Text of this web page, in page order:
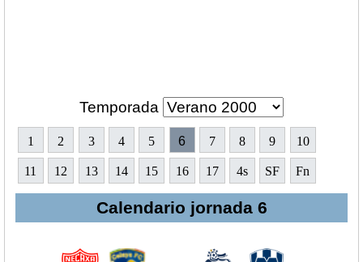
Temporada
1 2 3 4 5 6 7 8 9 10
11 12 13 14 15 16 17 4s SF Fn
Calendario jornada 6